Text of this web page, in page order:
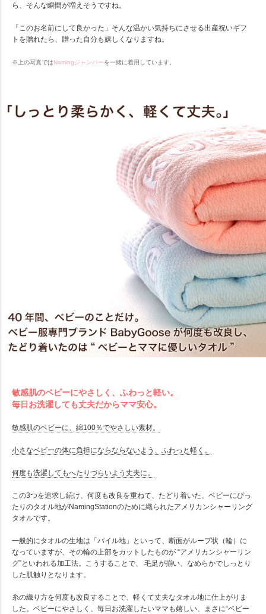
ら、そんな瞬間が増えそうですね。
「このお名前にして良かった」そんな温かい気持ちにさせる出産祝いギフ
トを贈れたら、贈った自分も嬉しくなりますね。
※上の写真ではNamingジャンパーを一緒に着用しています。
敏感肌のベビーにやさしく、ふわっと軽い。
毎日お洗濯しても丈夫だからママ安心。
敏感肌のベビーに、綿100％でやさしい素材。
小さなベビーの体に負担にならならないよう、ふわっと軽く。
何度も洗濯してもへたりづらいよう丈夫に。
この3つを追求し続け、何度も改良を重ねて、たどり着いた、ベビーにぴっ
たりのタオル地がNamingStationのために織られたアメリカンシャーリング
タオルです。
一般的にタオルの生地は「パイル地」といって、断面がループ状（輪）に
なっていますが、その輪の上部をカットしたものが “アメリカンシャーリン
グ”といわれる加工法。こうすることで、 毛足が揃い、なめらかでしっとり
した肌触りとなります。
糸の織り方を何度も改良することで、軽くて丈夫なタオル地に仕上がりま
した。ベビーにやさしく、毎日お洗濯したいママも嬉しい、まさに“ベビー